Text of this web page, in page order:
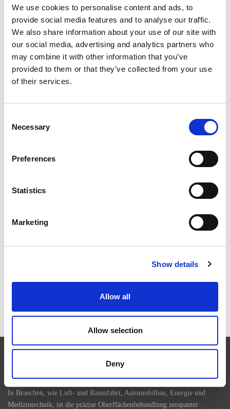
We use cookies to personalise content and ads, to
provide social media features and to analyse our traffic.
We also share information about your use of our site with
our social media, advertising and analytics partners who
may combine it with other information that you’ve
provided to them or that they’ve collected from your use
of their services.
Selection
Necessary
Preferences
Statistics
Marketing
Show details
Allow all
Allow selection
Deny
EIN ENTSCHEIDENDER FAKTOR FÜR DIE
ZUVERLÄSSIGKEIT VON SCHWERMASCHINEN
FORMEL 1 NEU DEFINIERT
ALUMINIUMEXTRUSION MIT ABRASIVE FLOW
MACHINING (AFM) STEIGERTE
RAUMFAHRTINDUSTRIE TRIFFT SICH IN BERLIN
RAPID + TCT 2026: DIE FÜHRENDE AM-
VERANSTALTUNG KEHRT IN EINER SICH
In Branchen, wie Luft- und Raumfahrt, Automobilbau, Energie und
Medizintechnik, ist die präzise Oberflächenbehandlung zerspanter